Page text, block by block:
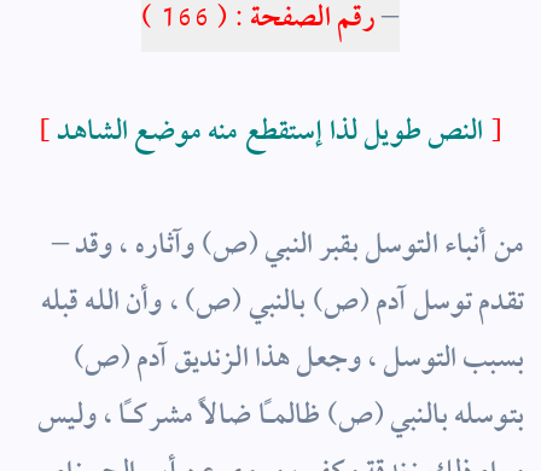
–رقم الصفحة : ( 166 )
[
]
– من أنباء التوسل بقبر النبي (ص) وآثاره ، وقد
تقدم توسل آدم (ص) بالنبي (ص) ، وأن الله قبله
بسبب التوسل ، وجعل هذا الزنديق آدم (ص)
بتوسله بالنبي (ص) ظالماً ضالاً مشركاً ، وليس